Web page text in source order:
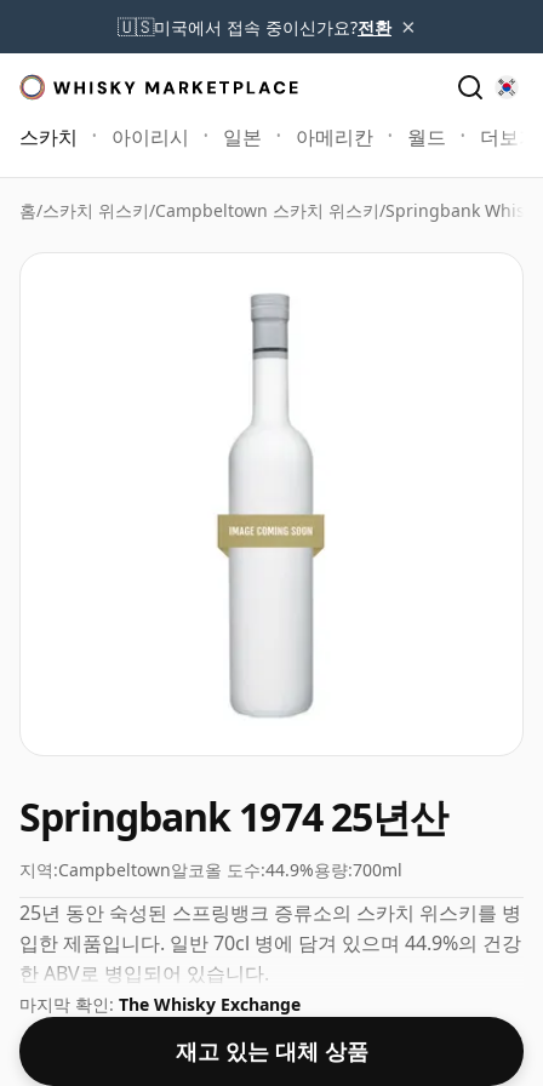
🇺🇸미국에서 접속 중이신가요?전환 ×
스카치 아이리시 일본 아메리칸 월드 더보기
홈/스카치 위스키/Campbeltown 스카치 위스키/Springbank Whisky
Springbank 1974 25년산
지역:Campbeltown알코올 도수:44.9%용량:700ml
25년 동안 숙성된 스프링뱅크 증류소의 스카치 위스키를 병
입한 제품입니다. 일반 70cl 병에 담겨 있으며 44.9%의 건강
한 ABV로 병입되어 있습니다.
마지막 확인: The Whisky Exchange
재고 있는 대체 상품